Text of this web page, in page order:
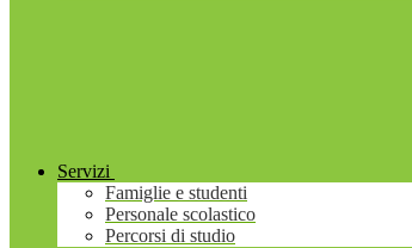
Servizi
Famiglie e studenti
Personale scolastico
Percorsi di studio